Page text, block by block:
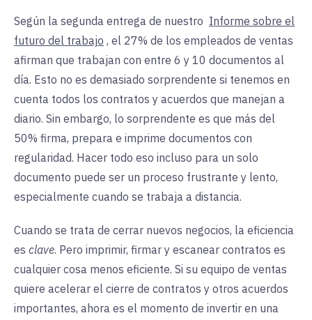
Según la segunda entrega de nuestro Informe sobre el
futuro del trabajo , el 27% de los empleados de ventas
afirman que trabajan con entre 6 y 10 documentos al
día. Esto no es demasiado sorprendente si tenemos en
cuenta todos los contratos y acuerdos que manejan a
diario. Sin embargo, lo sorprendente es que más del
50% firma, prepara e imprime documentos con
regularidad. Hacer todo eso incluso para un solo
documento puede ser un proceso frustrante y lento,
especialmente cuando se trabaja a distancia.
Cuando se trata de cerrar nuevos negocios, la eficiencia
es clave. Pero imprimir, firmar y escanear contratos es
cualquier cosa menos eficiente. Si su equipo de ventas
quiere acelerar el cierre de contratos y otros acuerdos
importantes, ahora es el momento de invertir en una